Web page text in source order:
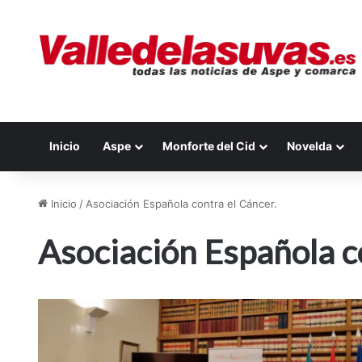
Inicio Aspe Monforte del Cid Novelda
Inicio / Asociación Española contra el Cáncer.
Asociación Española